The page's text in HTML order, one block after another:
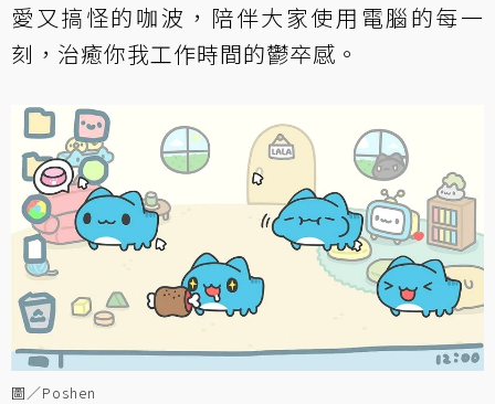
愛又搞怪的咖波，陪伴大家使用電腦的每一
刻，治癒你我工作時間的鬱卒感。
圖／Poshen